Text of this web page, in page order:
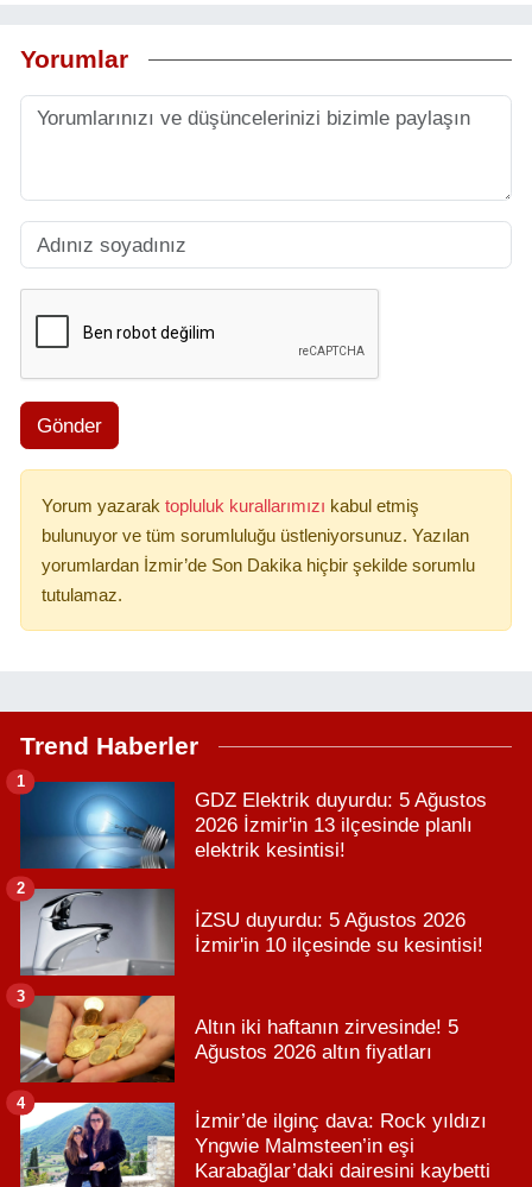
Yorumlar
Gönder
Yorum yazarak topluluk kurallarımızı kabul etmiş
bulunuyor ve tüm sorumluluğu üstleniyorsunuz. Yazılan
yorumlardan İzmir’de Son Dakika hiçbir şekilde sorumlu
tutulamaz.
Trend Haberler
GDZ Elektrik duyurdu: 5 Ağustos
2026 İzmir'in 13 ilçesinde planlı
elektrik kesintisi!
1
İZSU duyurdu: 5 Ağustos 2026
İzmir'in 10 ilçesinde su kesintisi!
2
Altın iki haftanın zirvesinde! 5
Ağustos 2026 altın fiyatları
3
İzmir’de ilginç dava: Rock yıldızı
Yngwie Malmsteen’in eşi
Karabağlar’daki dairesini kaybetti
4